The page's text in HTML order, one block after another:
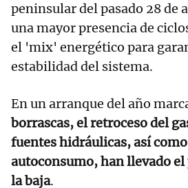
peninsular del pasado 28 de
una mayor presencia de
el 'mix' energético para
estabilidad del sistema.
En un arranque del año
borrascas, el retroceso del
fuentes hidráulicas, así
autoconsumo, han llevado
la baja.